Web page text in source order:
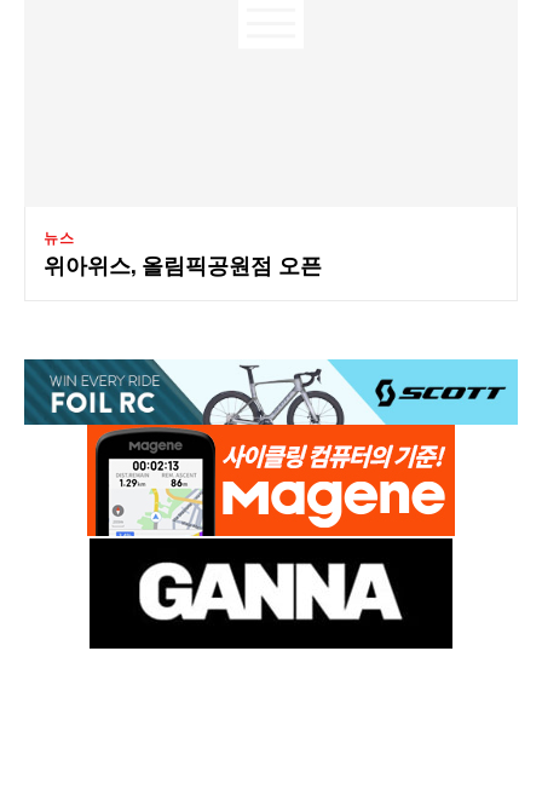
뉴스
위아위스, 올림픽공원점 오픈